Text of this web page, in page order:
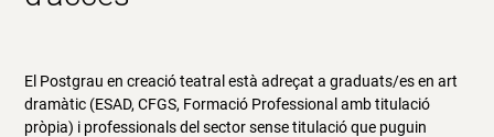
El Postgrau en creació teatral està adreçat a graduats/es en art
dramàtic (ESAD, CFGS, Formació Professional amb titulació
pròpia) i professionals del sector sense titulació que puguin